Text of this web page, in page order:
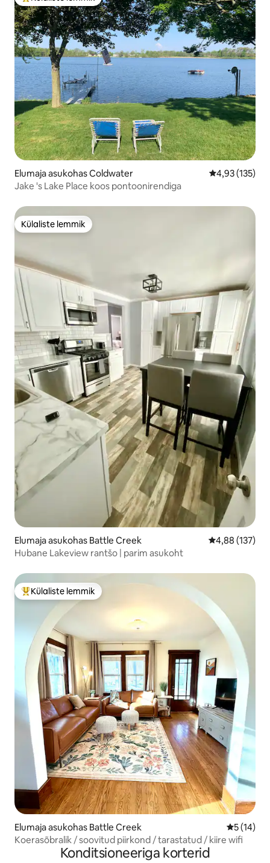
Külaliste suur lemmik
Elumaja asukohas Coldwater Keskmine
4,93 (135)
Jake 's Lake Place koos pontoonirendiga
Külaliste lemmik
Külaliste lemmik
Elumaja asukohas Battle Creek Keskmine
4,88 (137)
Hubane Lakeview rantšo | parim asukoht
Külaliste suur lemmik
Külaliste lemmik
Elumaja asukohas Battle Creek Keskmine
5 (14)
Koerasõbralik / soovitud piirkond / tarastatud / kiire wifi
Konditsioneeriga korterid